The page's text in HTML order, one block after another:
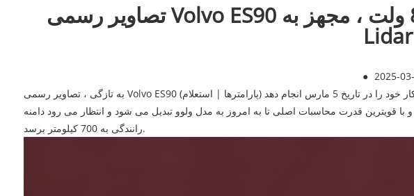
تصاویر رسمی Volvo ES90 در حال فاش شده: محدوده 700 کیلومتری ، معماری 800 ولت ، مجهز به
● 2025-
به تازگی ، تصاویر رسمی Volvo ES90 (پارامترها | استعلام) فاش شده است ، و ماشین جدید قرار است اولین کار خود را در تاریخ 5 مارس انجام دهد. ES90 معماری SPA2 را با EX90 به اشتراک می گذارد و خود را به عنوان
قویترین قدرت محاسبات اصلی تا به امروز به مدل ولوو تبدیل می شود و انتظار می رود دامنه
رانندگی به 700 کیلومتر برسد.